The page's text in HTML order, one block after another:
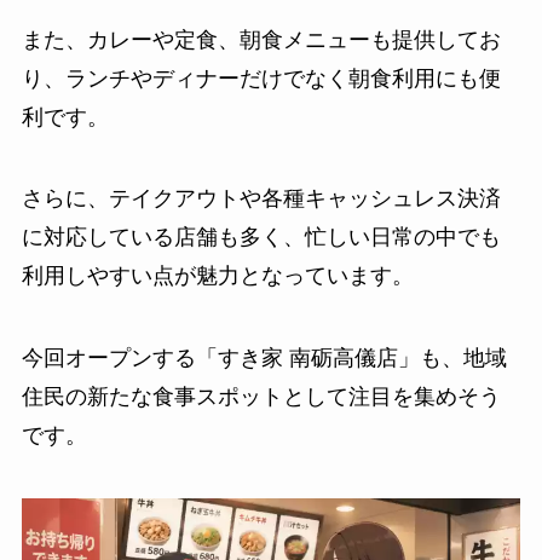
また、カレーや定食、朝食メニューも提供してお
り、ランチやディナーだけでなく朝食利用にも便
利です。
さらに、テイクアウトや各種キャッシュレス決済
に対応している店舗も多く、忙しい日常の中でも
利用しやすい点が魅力となっています。
今回オープンする「すき家 南砺高儀店」も、地域
住民の新たな食事スポットとして注目を集めそう
です。